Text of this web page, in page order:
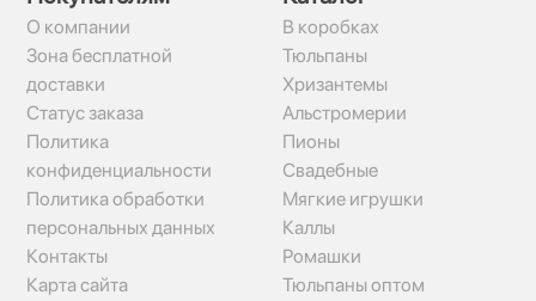
О компании
Зона бесплатной
доставки
Статус заказа
Политика
конфиденциальности
Политика обработки
персональных данных
Контакты
Карта сайта
В коробках
Тюльпаны
Хризантемы
Альстромерии
Пионы
Свадебные
Мягкие игрушки
Каллы
Ромашки
Тюльпаны оптом